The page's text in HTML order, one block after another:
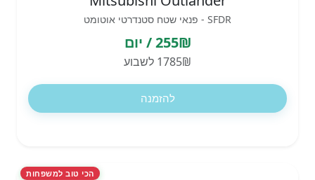
SFDR - פנאי שטח סטנדרטי אוטומט
255₪ / יום
1785₪ לשבוע
להזמנה
הכי טוב למשפחות